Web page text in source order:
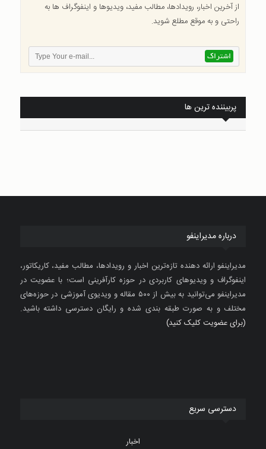
از آخرین اخبار، رویدادها، مطالب مفید، ویدیوها و اینفوگراف ها به
راحتی و به موقع مطلع شوید.
پربیننده ترین ها
درباره مدیراینفو
مدیراینفو ارائه دهنده تازه‌ترین اخبار و رویدادها، مطالب مفید، کاریکاتور،
اینفوگراف و ویدیوهای کاربردی در حوزه کارآفرینی است؛ با عضویت در
مدیراینفو می‌توانید به بیش از ۵۰۰ مقاله و ویدیوی آموزشی در حوزه‌های
مختلف و به صورت طبقه بندی شده و رایگان دسترسی داشته باشید.
(برای عضویت کلیک کنید)
دسترسی سریع
اخبار